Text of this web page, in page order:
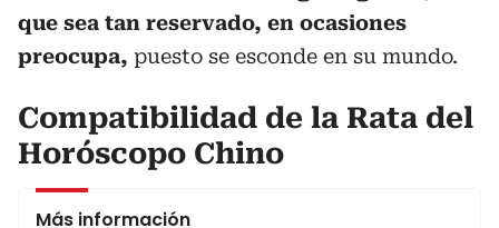
que sea tan reservado, en ocasiones
preocupa, puesto se esconde en su mundo.
Compatibilidad de la Rata del
Horóscopo Chino
Más información